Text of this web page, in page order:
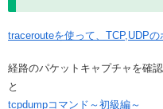
tracerouteを使って、TCP,UDP
経路のパケットキャプチャを確
と
tcpdumpコマンド～初級編～